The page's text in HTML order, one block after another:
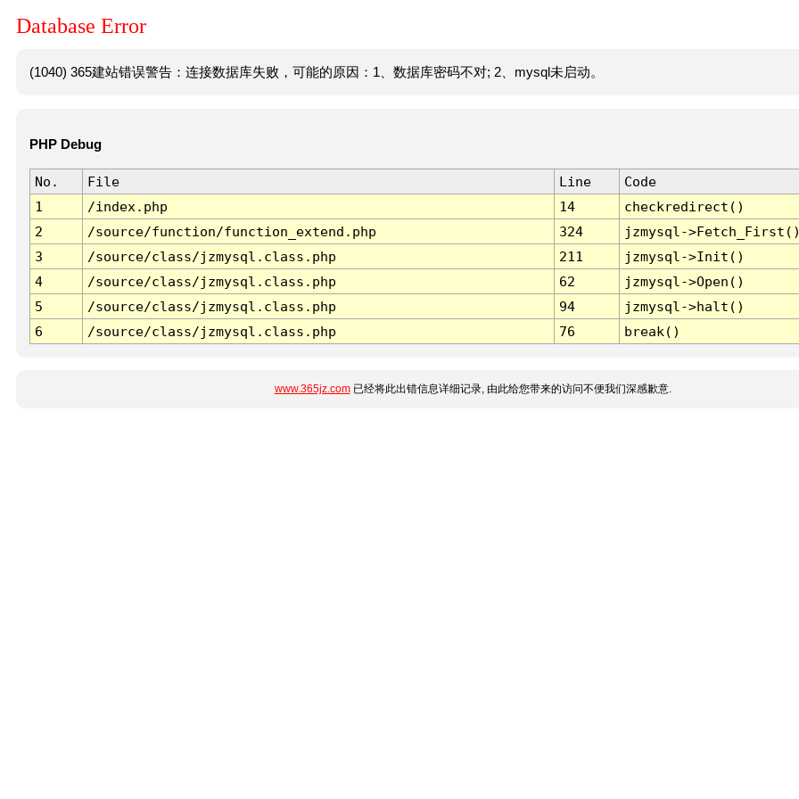
Database Error
(1040) 365建站错误警告：连接数据库失败，可能的原因：1、数据库密码不对; 2、mysql未启动。
PHP Debug
No. File Line
Code
1
/index.php 14
checkredirect()
2
/source/function/function_extend.php 324
jzmysql-
3
/source/class/jzmysql.class.php 211
jzmysql->Init()
4
/source/class/jzmysql.class.php 62
jzmysql->Open()
5
/source/class/jzmysql.class.php 94
jzmysql->halt()
6
/source/class/jzmysql.class.php 76 break()
www.365jz.com已经将此出错信息详细记录, 由此给您带来的访问不便我们深感歉意.